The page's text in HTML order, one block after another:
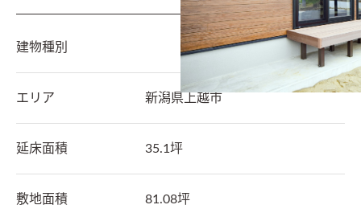
建物種別
エリア 新潟県 上越市
延床面積 35.1坪
敷地面積 81.08坪